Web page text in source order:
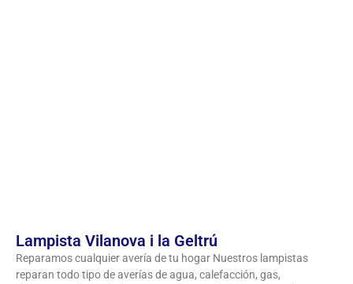
Lampista Vilanova i la Geltrú
Reparamos cualquier avería de tu hogar Nuestros lampistas
reparan todo tipo de averías de agua, calefacción, gas,